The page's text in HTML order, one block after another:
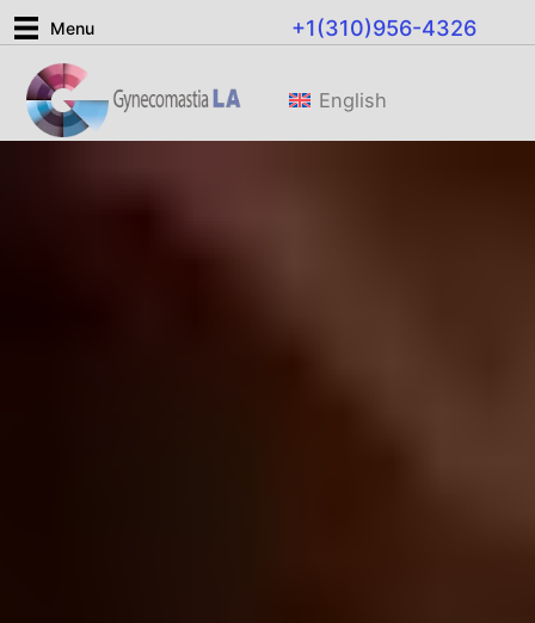
al
contenido
Menu +1(310)956-4326
English